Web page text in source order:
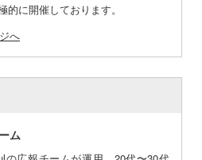
的に開催しております。
へ
ム